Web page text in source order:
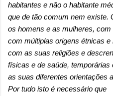
habitantes e não o habitante
que de tão comum nem existe.
os homens e as mulheres,
com múltiplas origens étnicas e
com as suas religiões e
físicas e de saúde, temporárias
as suas diferentes orientações
Por tudo isto é necessário que